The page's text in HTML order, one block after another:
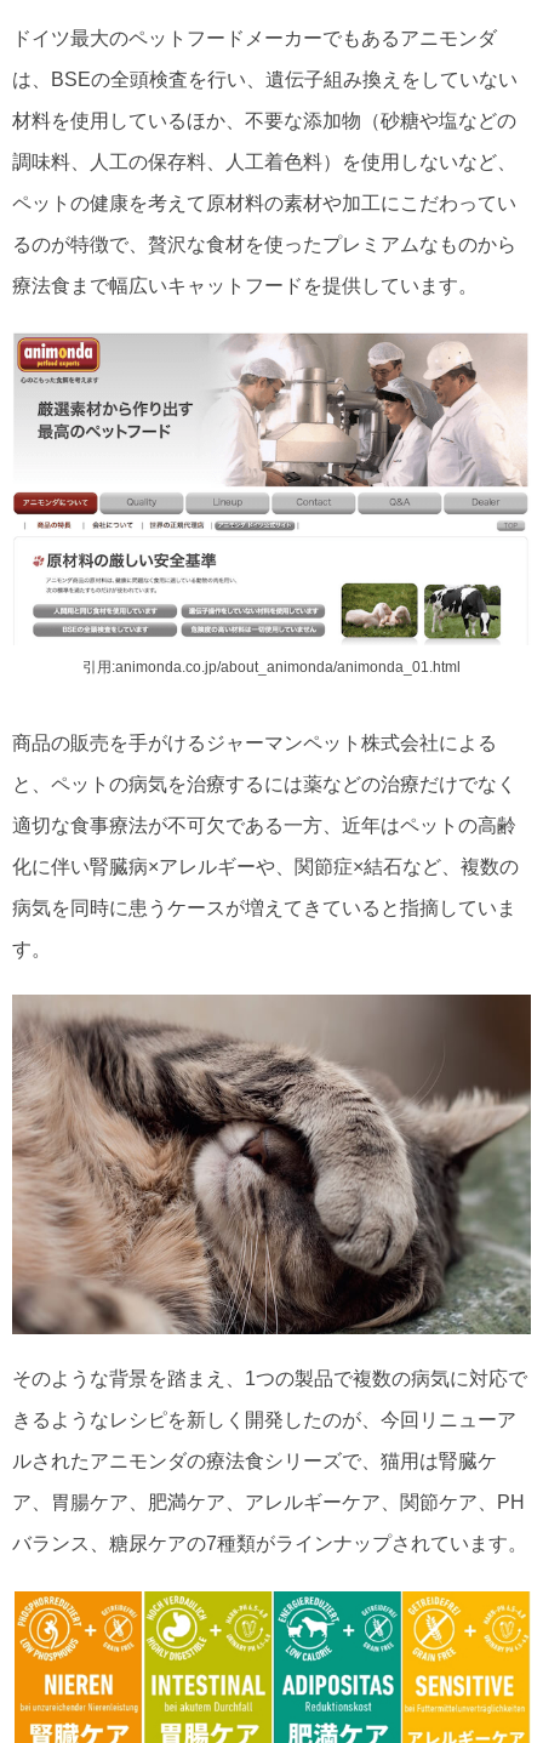
ドイツ最大のペットフードメーカーでもあるアニモンダ
は、BSEの全頭検査を行い、遺伝子組み換えをしていない
材料を使用しているほか、不要な添加物（砂糖や塩などの
調味料、人工の保存料、人工着色料）を使用しないなど、
ペットの健康を考えて原材料の素材や加工にこだわってい
るのが特徴で、贅沢な食材を使ったプレミアムなものから
療法食まで幅広いキャットフードを提供しています。
引用:animonda.co.jp/about_animonda/animonda_01.html
商品の販売を手がけるジャーマンペット株式会社による
と、ペットの病気を治療するには薬などの治療だけでなく
適切な食事療法が不可欠である一方、近年はペットの高齢
化に伴い腎臓病×アレルギーや、関節症×結石など、複数の
病気を同時に患うケースが増えてきていると指摘していま
す。
そのような背景を踏まえ、1つの製品で複数の病気に対応で
きるようなレシピを新しく開発したのが、今回リニューア
ルされたアニモンダの療法食シリーズで、猫用は腎臓ケ
ア、胃腸ケア、肥満ケア、アレルギーケア、関節ケア、PH
バランス、糖尿ケアの7種類がラインナップされています。